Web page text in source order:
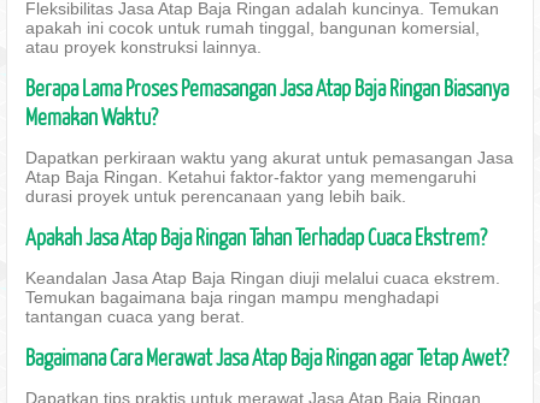
Fleksibilitas Jasa Atap Baja Ringan adalah kuncinya. Temukan
apakah ini cocok untuk rumah tinggal, bangunan komersial,
atau proyek konstruksi lainnya.
Berapa Lama Proses Pemasangan Jasa Atap Baja Ringan Biasanya
Memakan Waktu?
Dapatkan perkiraan waktu yang akurat untuk pemasangan Jasa
Atap Baja Ringan. Ketahui faktor-faktor yang memengaruhi
durasi proyek untuk perencanaan yang lebih baik.
Apakah Jasa Atap Baja Ringan Tahan Terhadap Cuaca Ekstrem?
Keandalan Jasa Atap Baja Ringan diuji melalui cuaca ekstrem.
Temukan bagaimana baja ringan mampu menghadapi
tantangan cuaca yang berat.
Bagaimana Cara Merawat Jasa Atap Baja Ringan agar Tetap Awet?
Dapatkan tips praktis untuk merawat Jasa Atap Baja Ringan